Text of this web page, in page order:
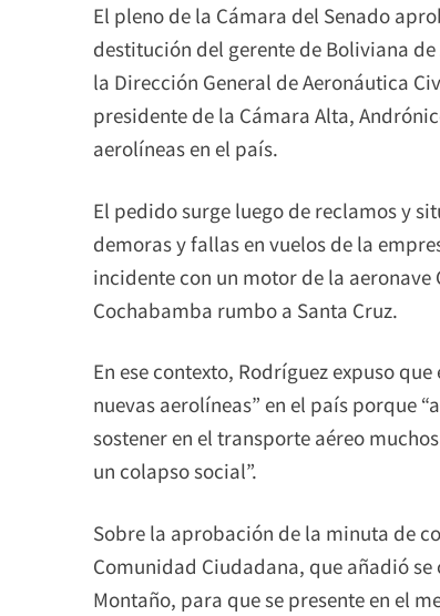
El pleno de la Cámara del Senado
destitución del gerente de Boliviana
la Dirección General de Aeronáutica
presidente de la Cámara Alta,
aerolíneas en el país.
El pedido surge luego de reclamos y
demoras y fallas en vuelos de la
incidente con un motor de la
Cochabamba rumbo a Santa Cruz.
En ese contexto, Rodríguez expuso
nuevas aerolíneas” en el país porque
sostener en el transporte aéreo
un colapso social”.
Sobre la aprobación de la minuta de
Comunidad Ciudadana, que añadió
Montaño, para que se presente en el